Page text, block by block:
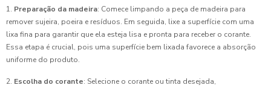
1. Preparação da madeira: Comece limpando a peça de madeira para
remover sujeira, poeira e resíduos. Em seguida, lixe a superfície com uma
lixa fina para garantir que ela esteja lisa e pronta para receber o corante.
Essa etapa é crucial, pois uma superfície bem lixada favorece a absorção
uniforme do produto.
2. Escolha do corante: Selecione o corante ou tinta desejada,